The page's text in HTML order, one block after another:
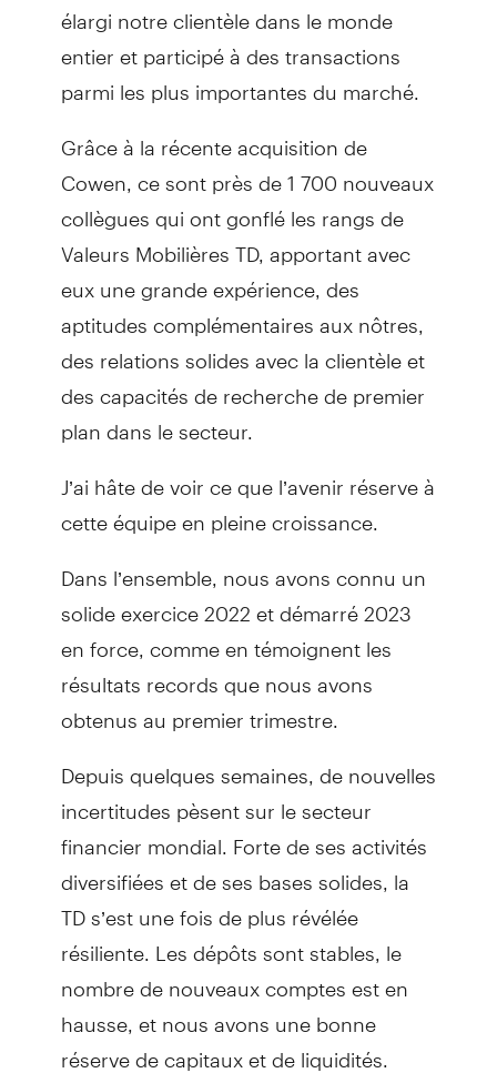
élargi notre clientèle dans le monde
entier et participé à des transactions
parmi les plus importantes du marché.
Grâce à la récente acquisition de
Cowen, ce sont près de 1 700 nouveaux
collègues qui ont gonflé les rangs de
Valeurs Mobilières TD, apportant avec
eux une grande expérience, des
aptitudes complémentaires aux nôtres,
des relations solides avec la clientèle et
des capacités de recherche de premier
plan dans le secteur.
J’ai hâte de voir ce que l’avenir réserve à
cette équipe en pleine croissance.
Dans l’ensemble, nous avons connu un
solide exercice 2022 et démarré 2023
en force, comme en témoignent les
résultats records que nous avons
obtenus au premier trimestre.
Depuis quelques semaines, de nouvelles
incertitudes pèsent sur le secteur
financier mondial. Forte de ses activités
diversifiées et de ses bases solides, la
TD s’est une fois de plus révélée
résiliente. Les dépôts sont stables, le
nombre de nouveaux comptes est en
hausse, et nous avons une bonne
réserve de capitaux et de liquidités.